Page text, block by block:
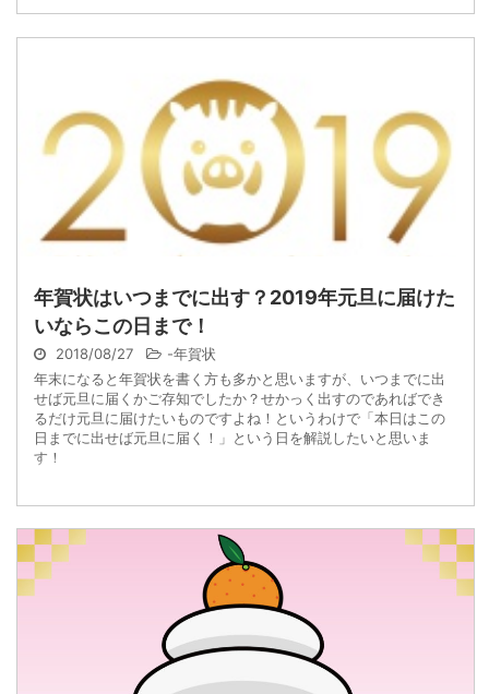
年賀状はいつまでに出す？2019年元旦に届けた
いならこの日まで！
2018/08/27 -年賀状
年末になると年賀状を書く方も多かと思いますが、いつまでに出
せば元旦に届くかご存知でしたか？せかっく出すのであればでき
るだけ元旦に届けたいものですよね！というわけで「本日はこの
日までに出せば元旦に届く！」という日を解説したいと思いま
す！